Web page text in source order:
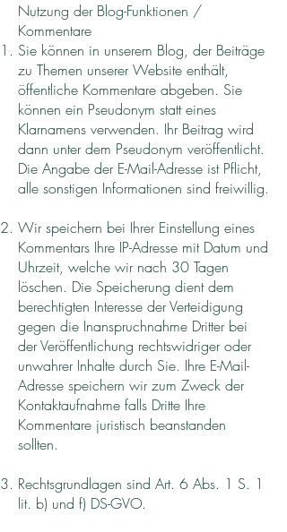
Nutzung der Blog-Funktionen /
Kommentare
Sie können in unserem Blog, der Beiträge
zu Themen unserer Website enthält,
öffentliche Kommentare abgeben. Sie
können ein Pseudonym statt eines
Klarnamens verwenden. Ihr Beitrag wird
dann unter dem Pseudonym veröffentlicht.
Die Angabe der E-Mail-Adresse ist Pflicht,
alle sonstigen Informationen sind freiwillig.
Wir speichern bei Ihrer Einstellung eines
Kommentars Ihre IP-Adresse mit Datum und
Uhrzeit, welche wir nach 30 Tagen
löschen. Die Speicherung dient dem
berechtigten Interesse der Verteidigung
gegen die Inanspruchnahme Dritter bei
der Veröffentlichung rechtswidriger oder
unwahrer Inhalte durch Sie. Ihre E-Mail-
Adresse speichern wir zum Zweck der
Kontaktaufnahme falls Dritte Ihre
Kommentare juristisch beanstanden
sollten.
Rechtsgrundlagen sind Art. 6 Abs. 1 S. 1
lit. b) und f) DS-GVO.